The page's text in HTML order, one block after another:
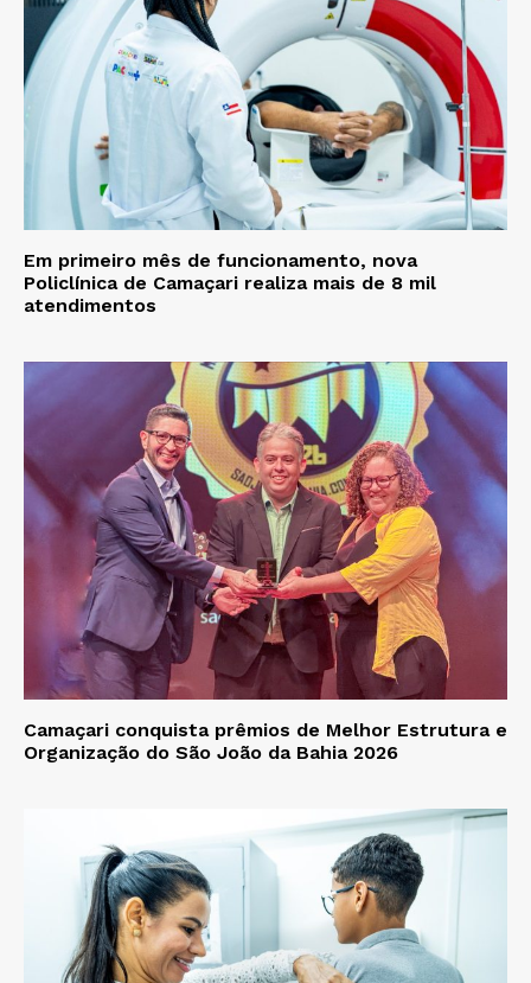
Em primeiro mês de funcionamento, nova
Policlínica de Camaçari realiza mais de 8 mil
atendimentos
Camaçari conquista prêmios de Melhor Estrutura e
Organização do São João da Bahia 2026